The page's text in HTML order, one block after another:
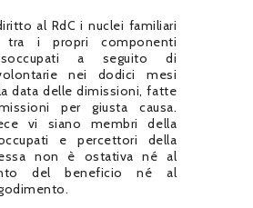
al RdC i nuclei familiari
tra i propri componenti
a seguito di
nei dodici mesi
data delle dimissioni, fatte
per giusta causa.
vi siano membri della
e percettori della
non è ostativa né al
del beneficio né al